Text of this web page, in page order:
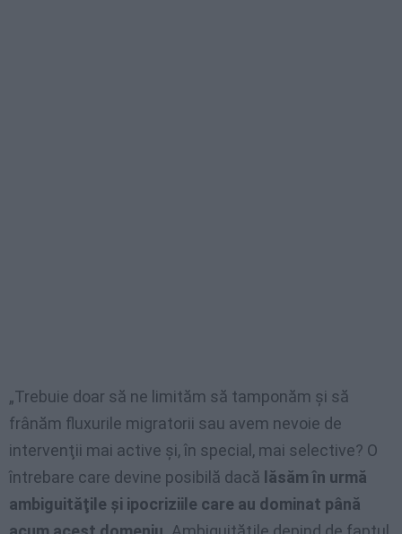
„Trebuie doar să ne limităm să tamponăm şi să
frânăm fluxurile migratorii sau avem nevoie de
intervenţii mai active şi, în special, mai selective? O
întrebare care devine posibilă dacă lăsăm în urmă
ambiguităţile şi ipocriziile care au dominat până